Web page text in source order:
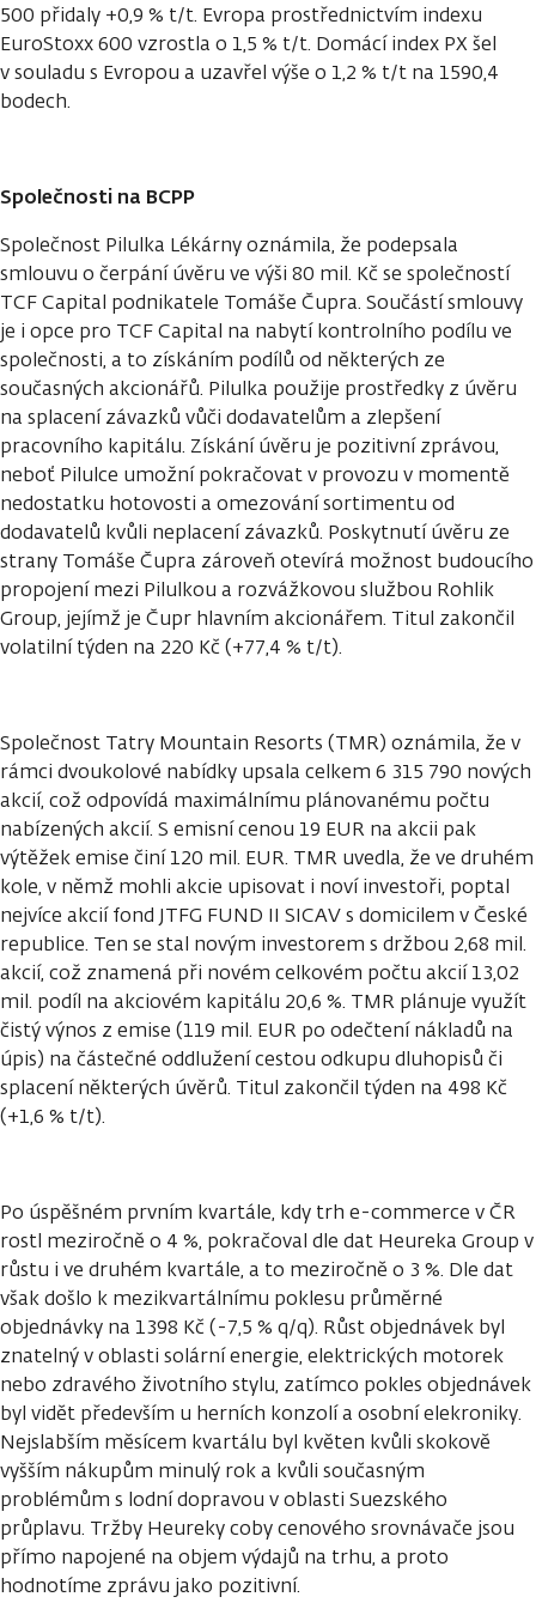
500 přidaly +0,9 % t/t. Evropa prostřednictvím indexu
EuroStoxx 600 vzrostla o 1,5 % t/t. Domácí index PX šel
v souladu s Evropou a uzavřel výše o 1,2 % t/t na 1590,4
bodech.
Společnosti na BCPP
Společnost Pilulka Lékárny oznámila, že podepsala
smlouvu o čerpání úvěru ve výši 80 mil. Kč se společností
TCF Capital podnikatele Tomáše Čupra. Součástí smlouvy
je i opce pro TCF Capital na nabytí kontrolního podílu ve
společnosti, a to získáním podílů od některých ze
současných akcionářů. Pilulka použije prostředky z úvěru
na splacení závazků vůči dodavatelům a zlepšení
pracovního kapitálu. Získání úvěru je pozitivní zprávou,
neboť Pilulce umožní pokračovat v provozu v momentě
nedostatku hotovosti a omezování sortimentu od
dodavatelů kvůli neplacení závazků. Poskytnutí úvěru ze
strany Tomáše Čupra zároveň otevírá možnost budoucího
propojení mezi Pilulkou a rozvážkovou službou Rohlik
Group, jejímž je Čupr hlavním akcionářem. Titul zakončil
volatilní týden na 220 Kč (+77,4 % t/t).
Společnost Tatry Mountain Resorts (TMR) oznámila, že v
rámci dvoukolové nabídky upsala celkem 6 315 790 nových
akcií, což odpovídá maximálnímu plánovanému počtu
nabízených akcií. S emisní cenou 19 EUR na akcii pak
výtěžek emise činí 120 mil. EUR. TMR uvedla, že ve druhém
kole, v němž mohli akcie upisovat i noví investoři, poptal
nejvíce akcií fond JTFG FUND II SICAV s domicilem v České
republice. Ten se stal novým investorem s držbou 2,68 mil.
akcií, což znamená při novém celkovém počtu akcií 13,02
mil. podíl na akciovém kapitálu 20,6 %. TMR plánuje využít
čistý výnos z emise (119 mil. EUR po odečtení nákladů na
úpis) na částečné oddlužení cestou odkupu dluhopisů či
splacení některých úvěrů. Titul zakončil týden na 498 Kč
(+1,6 % t/t).
Po úspěšném prvním kvartále, kdy trh e-commerce v ČR
rostl meziročně o 4 %, pokračoval dle dat Heureka Group v
růstu i ve druhém kvartále, a to meziročně o 3 %. Dle dat
však došlo k mezikvartálnímu poklesu průměrné
objednávky na 1398 Kč (-7,5 % q/q). Růst objednávek byl
znatelný v oblasti solární energie, elektrických motorek
nebo zdravého životního stylu, zatímco pokles objednávek
byl vidět především u herních konzolí a osobní elekroniky.
Nejslabším měsícem kvartálu byl květen kvůli skokově
vyšším nákupům minulý rok a kvůli současným
problémům s lodní dopravou v oblasti Suezského
průplavu. Tržby Heureky coby cenového srovnávače jsou
přímo napojené na objem výdajů na trhu, a proto
hodnotíme zprávu jako pozitivní.